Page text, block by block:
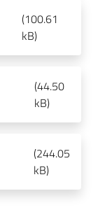
(100.61
kB)
(44.50
kB)
(244.05
kB)